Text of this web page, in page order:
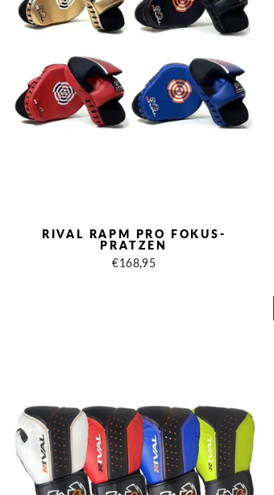
RIVAL RAPM PRO FOKUS-
PRATZEN
€168,95